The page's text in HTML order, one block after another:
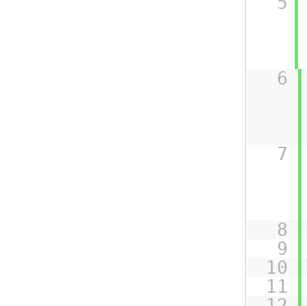
6
7
8
9
10
11